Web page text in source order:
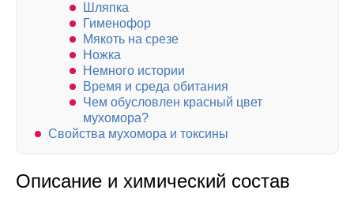
Шляпка
Гименофор
Мякоть на срезе
Ножка
Немного истории
Время и среда обитания
Чем обусловлен красный цвет
мухомора?
Свойства мухомора и токсины
Описание и химический состав